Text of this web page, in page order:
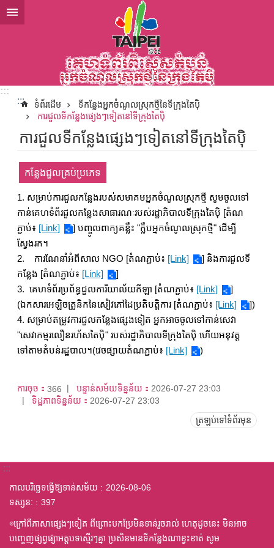
ទៅកាន់មាតិកាប្លុកមាតិកាសំខាន់
:::
:::
ទំព័រដើម
ទីកន្លែងអ្នកចំណូលស្រុកថ្មីនៃទីក្រុងតៃប៉ិ
ការជួលទីកន្លែងផ្សេងៗទៀតនៅទីក្រុងតៃប៉ិ
ការជួលទីកន្លែងផ្សេងៗទៀតនៅទីក្រុងតៃប៉ិ
កន្លែងជួលគ្រប់ប្រភេទ
1. សម្រាប់ការជួលកន្លែងរបស់សមាគមអ្នកចំណូលស្រុកថ្មី សូមចូលទៅ
កាន់គេហទំព័រជួលកន្លែងសាធារណៈរបស់រដ្ឋាភិបាលទីក្រុងតៃប៉ិ [តំណ
ភ្ជាប់៖ [Link]
] បញ្ចូលពាក្យគន្លឹះ "ក្លឹបអ្នកចំណូលស្រុកថ្មី" ដើម្បី
ស្វែងរក។
2. ការណែនាំអំពីសាល NGO [តំណភ្ជាប់៖ [Link]
] និងការជួលទី
កន្លែង [តំណភ្ជាប់៖ [Link]
]
3. គេហទំព័រប្រព័ន្ធជួលការិយាល័យកីឡា [តំណភ្ជាប់៖ [Link]
]
(ឯកសារអេឡិចត្រូនិកនៃសៀវភៅដៃប្រតិបត្តិការ [តំណភ្ជាប់៖ [Link]
])
4. សម្រាប់តម្រូវការជួលកន្លែងផ្សេងទៀត អ្នកអាចចូលទៅកាន់សេវា
"សេវាកម្មរលឿនរហ័សតៃប៉ិ" របស់រដ្ឋាភិបាលទីក្រុងតៃប៉ិ ហើយអនុវត្ត
ទៅតាមតំបន់រដ្ឋបាល។(វេចផ្សាយតំណភ្ជាប់៖ [Link] )
ការចុច： 366 បន្ទាន់សម័យទិន្នន័យ： 2026-07-27 23:03
ទិដ្ឋភាពទិន្នន័យ： 2026-07-27 23:03
ត្រឡប់ទៅទំព័រមុន
:::
កាលបរិច្ឆេទធ្វើឱ្យទាន់សម័យ
2026-08-06
ទស្សនៈ
397
◎ក្រៅពីភាសាផ្សេងៗទៀត ពីព្រោះបកប្រែមិនទាន់រួចរាល់ ហេតុដូចនេះ មិនអាច
បញ្ចេញផ្សព្វផ្សាអត្តបទស្មើរៗគ្នា ប្រសិនមានទីកន្លែងណាខ្វះខាត់ សូម